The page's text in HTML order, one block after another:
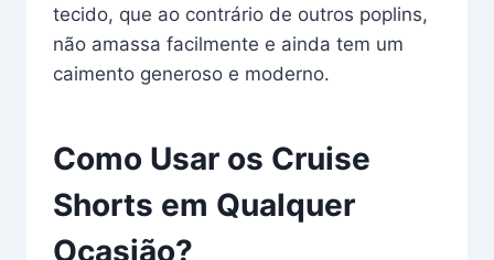
tecido, que ao contrário de outros poplins,
não amassa facilmente e ainda tem um
caimento generoso e moderno.
Como Usar os Cruise
Shorts em Qualquer
Ocasião?